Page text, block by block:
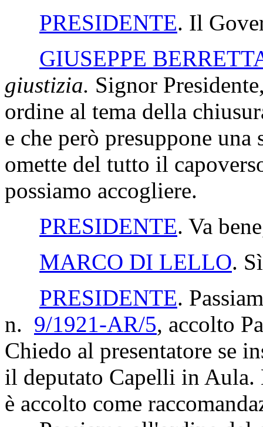
PRESIDENTE. Il
GIUSEPPE
giustizia. Signor
ordine al tema della
e che però presuppone
omette del tutto il
possiamo accogliere.
PRESIDENTE. Va
MARCO DI LELLO.
PRESIDENTE.
n. 9/1921-AR/5, accolto
Chiedo al presentatore se
il deputato Capelli in Aula.
è accolto come